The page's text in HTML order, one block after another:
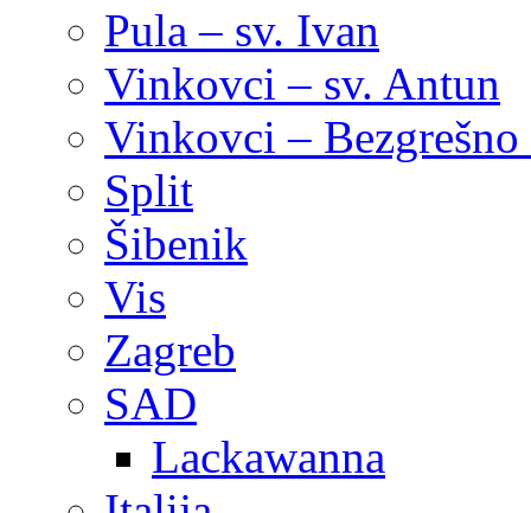
Pula – sv. Ivan
Vinkovci – sv. Antun
Vinkovci –
Split
Šibenik
Vis
Zagreb
SAD
Lackawanna